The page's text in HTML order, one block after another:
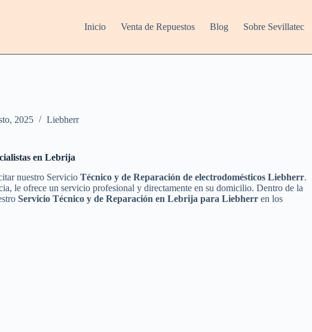
Inicio Venta de Repuestos Blog Sobre Sevillatec
2025 Liebherr
en Lebrija
nuestro Servicio Técnico y de Reparación de electrodomésticos Liebherr.
le ofrece un servicio profesional y directamente en su domicilio. Dentro de la
Servicio Técnico y de Reparación en Lebrija para Liebherr en los